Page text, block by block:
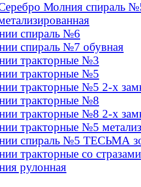
Молния спираль
спираль №6
спираль №7 обувная
тракторные №3
тракторные №5
тракторные №5 2-х
тракторные №8
тракторные №8 2-х
тракторные №5
спираль №5 ТЕСЬМА
тракторные со стразами
рулонная